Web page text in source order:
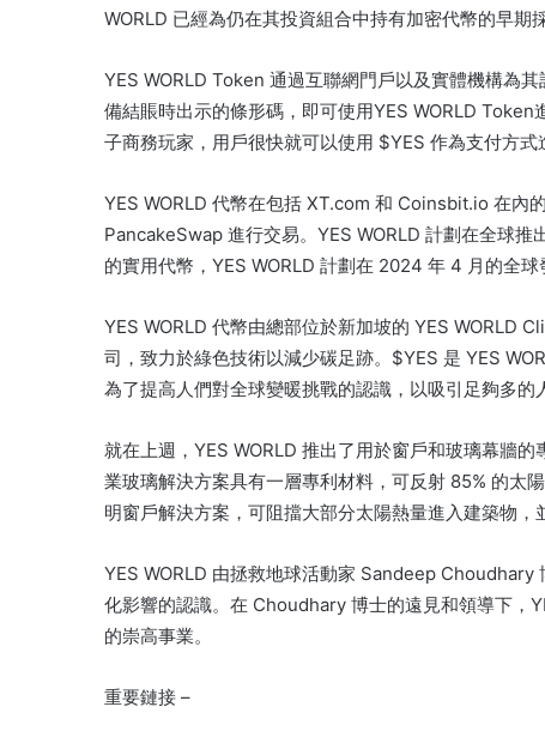
WORLD 已經為仍在其投資組合中持有加密代幣的早期
YES WORLD Token 通過互聯網門戶以及實體機構為其
備結賬時出示的條形碼，即可使用YES WORLD Token
子商務玩家，用戶很快就可以使用 $YES 作為支付方式
YES WORLD 代幣在包括 XT.com 和 Coinsbit.io 在內
PancakeSwap 進行交易。 YES WORLD 計劃在全球推
的實用代幣，YES WORLD 計劃在 2024 年 4 月的全球
YES WORLD 代幣由總部位於新加坡的 YES WORLD
司，致力於綠色技術以減少碳足跡。 $YES 是 YES
為了提高人們對全球變暖挑戰的認識，以吸引足夠多的
就在上週，YES WORLD 推出了用於窗戶和玻璃幕牆的
業玻璃解決方案具有一層專利材料，可反射 85% 的太
明窗戶解決方案，可阻擋大部分太陽熱量進入建築物，
YES WORLD 由拯救地球活動家 Sandeep
化影響的認識。 在 Choudhary 博士的遠見和領導下，
的崇高事業。
重要鏈接 –